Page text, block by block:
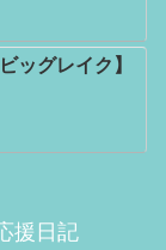
ッグレイク】
援日記